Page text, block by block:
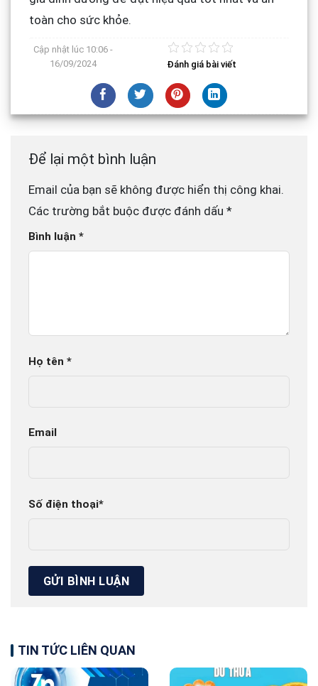
toàn cho sức khỏe.
Cập nhật lúc 10:06 -
16/09/2024
Đánh giá bài viết
Để lại một bình luận
Email của bạn sẽ không được hiển thị công khai.
Các trường bắt buộc được đánh dấu *
Bình luận *
Họ tên *
Email
Số điện thoại*
TIN TỨC LIÊN QUAN